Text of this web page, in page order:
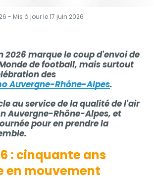
- Mis à jour le17 juin 2026
2026 marque le coup d'envoi de
de football, mais surtout
des
Auvergne-Rhône-Alpes.
au service de la qualité de l'air
Auvergne-Rhône-Alpes, et
pour en prendre la
: cinquante ans
en mouvement